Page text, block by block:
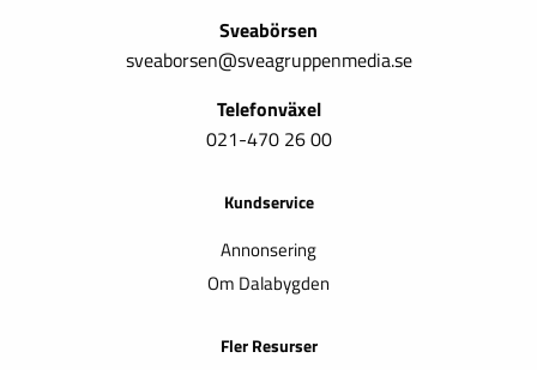
Sveabörsen
sveaborsen@sveagruppenmedia.se
Telefonväxel
021-470 26 00
Kundservice
Annonsering
Om Dalabygden
Fler Resurser